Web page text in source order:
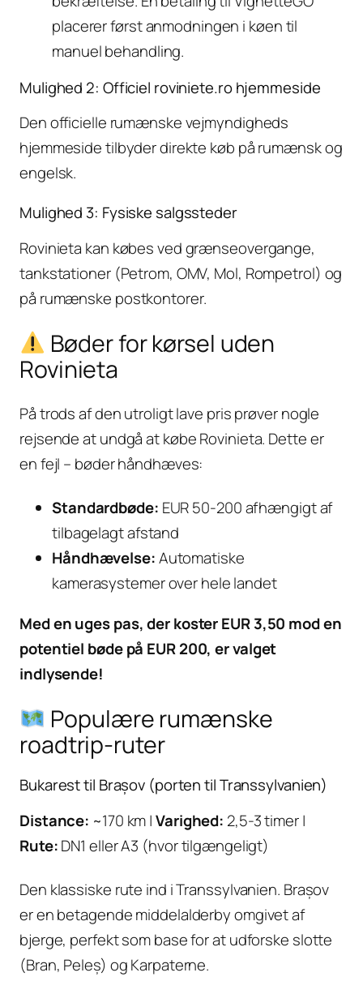
placerer først anmodningen i køen til
manuel behandling.
Mulighed 2: Officiel roviniete.ro hjemmeside
Den officielle rumænske vejmyndigheds
hjemmeside tilbyder direkte køb på rumænsk og
engelsk.
Mulighed 3: Fysiske salgssteder
Rovinieta kan købes ved grænseovergange,
tankstationer (Petrom, OMV, Mol, Rompetrol) og
på rumænske postkontorer.
Bøder for kørsel uden
Rovinieta
På trods af den utroligt lave pris prøver nogle
rejsende at undgå at købe Rovinieta. Dette er
en fejl – bøder håndhæves:
Standardbøde: EUR 50-200 afhængigt af
tilbagelagt afstand
Håndhævelse:Automatiske
kamerasystemer over hele landet
Med en uges pas, der koster EUR 3,50 mod en
potentiel bøde på EUR 200, er valget
indlysende!
Populære rumænske
roadtrip-ruter
Bukarest til Brașov (porten til Transsylvanien)
Distance: ~170 km |Varighed: 2,5-3 timer |
Rute:DN1 eller A3 (hvor tilgængeligt)
Den klassiske rute ind i Transsylvanien. Brașov
er en betagende middelalderby omgivet af
bjerge, perfekt som base for at udforske slotte
(Bran, Peleș) og Karpaterne.